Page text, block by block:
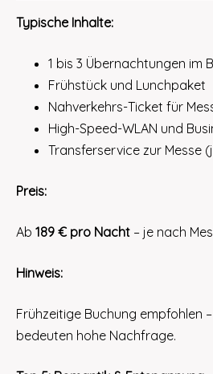
Typische Inhalte:
1 bis 3 Übernachtungen im
Frühstück und Lunchpaket
Nahverkehrs-Ticket für
High-Speed-WLAN und
Transferservice zur Messe
Preis:
Ab 189 € pro Nacht – je nach
Hinweis:
Frühzeitige Buchung empfohlen
bedeuten hohe Nachfrage.